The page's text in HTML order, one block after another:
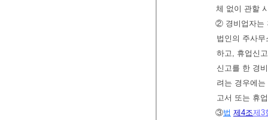
체 없이 관할
② 경비업자는
법인의 주사
하고, 휴업신
신고를 한 경
려는 경우에
고서 또는 휴
③법 제4조제3